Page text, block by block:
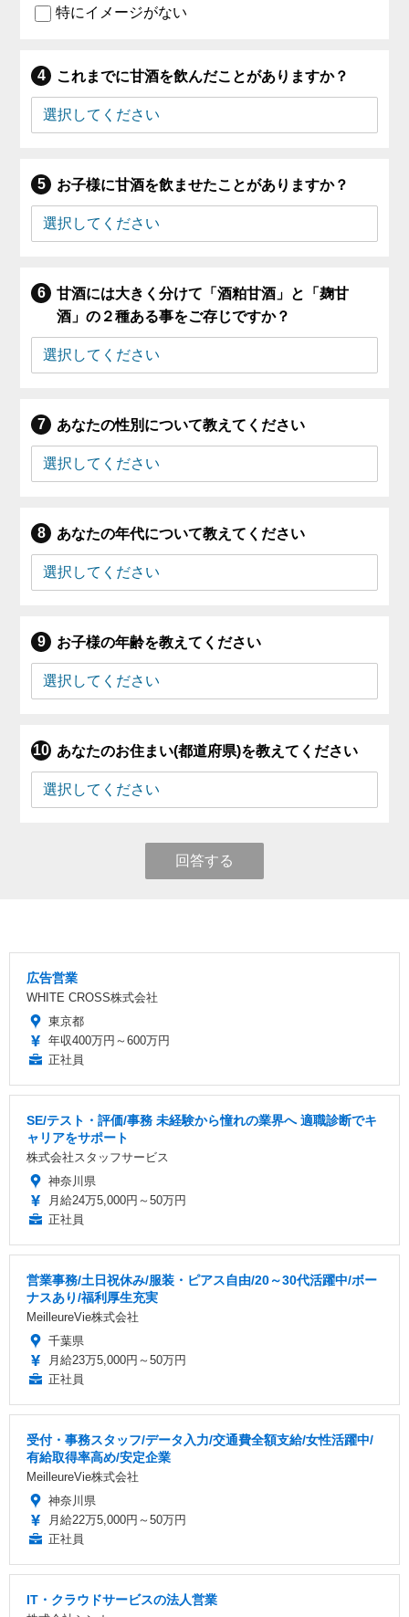
特にイメージがない
これまでに甘酒を飲んだことがありますか？
お子様に甘酒を飲ませたことがありますか？
甘酒には大きく分けて「酒粕甘酒」と「麹甘
酒」の２種ある事をご存じですか？
あなたの性別について教えてください
あなたの年代について教えてください
お子様の年齢を教えてください
あなたのお住まい(都道府県)を教えてください
回答する
広告営業
WHITE CROSS株式会社
東京都
年収400万円～600万円
正社員
SE/テスト・評価/事務 未経験から憧れの業界へ 適職診断でキ
ャリアをサポート
株式会社スタッフサービス
神奈川県
月給24万5,000円～50万円
正社員
営業事務/土日祝休み/服装・ピアス自由/20～30代活躍中/ボー
ナスあり/福利厚生充実
MeilleureVie株式会社
千葉県
月給23万5,000円～50万円
正社員
受付・事務スタッフ/データ入力/交通費全額支給/女性活躍中/
有給取得率高め/安定企業
MeilleureVie株式会社
神奈川県
月給22万5,000円～50万円
正社員
IT・クラウドサービスの法人営業